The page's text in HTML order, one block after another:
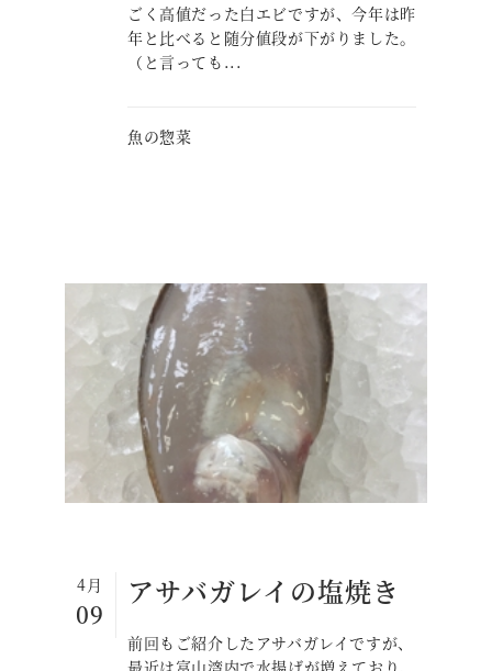
ごく高値だった白エビですが、今年は昨
年と比べると随分値段が下がりました。
（と言っても...
魚の惣菜
4月
09
アサバガレイの塩焼き
前回もご紹介したアサバガレイですが、